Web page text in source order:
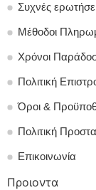
Συχνές
Μέθοδοι
Χρόνοι
Πολιτική
Όροι &
Πολιτική
Επικοινωνία
Προιοντα